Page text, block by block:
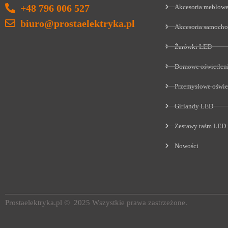
+48 796 006 527
biuro@prostaelektryka.pl
Akcesoria meblowe
Akcesoria
Żarówki LED
Domowe
Przemysłowe
Girlandy LED
Zestawy taśm LED
Nowości
Prostaelektryka.pl © 2025 Wszystkie prawa zastrzeżone.